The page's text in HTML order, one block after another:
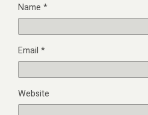
Name *
Email *
Website